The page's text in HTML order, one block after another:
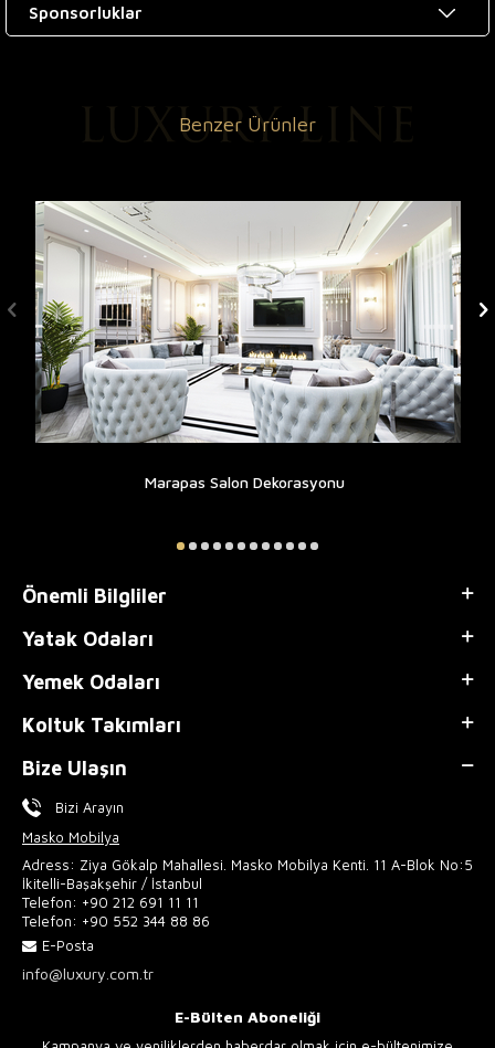
Sponsorluklar
Benzer Ürünler
Marapas Salon Dekorasyonu
Önemli Bilgliler
Yatak Odaları
Yemek Odaları
Koltuk Takımları
Bize Ulaşın
Bizi Arayın
Masko Mobilya
Adress: Ziya Gökalp Mahallesi. Masko Mobilya Kenti. 11 A-Blok No:5
İkitelli-Başakşehir / İstanbul
Telefon: +90 212 691 11 11
Telefon: +90 552 344 88 86
E-Posta
info@luxury.com.tr
E-Bülten Aboneliği